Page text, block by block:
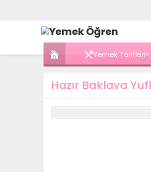
Yemek Tarifleri
Hazır Baklava